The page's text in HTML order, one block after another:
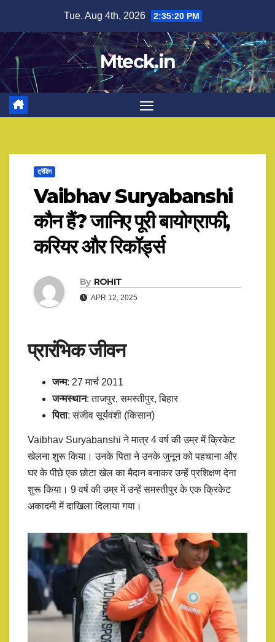
content
Tue. Aug 4th, 2026 2:35:20 PM
Mteck.in
ट्रेंडिंग
Vaibhav Suryabanshi
कौन हैं? जानिए पूरी बायोग्राफी,
करियर और रिकॉर्ड्स
By ROHIT
APR 12, 2025
प्रारंभिक जीवन
जन्म: 27 मार्च 2011
जन्मस्थान: ताजपुर, समस्तीपुर, बिहार​
पिता: संजीव सूर्यवंशी (किसान)​
Vaibhav Suryabanshi ने मात्र 4 वर्ष की उम्र में क्रिकेट
खेलना शुरू किया। उनके पिता ने उनके जुनून को पहचाना और
घर के पीछे एक छोटा खेल का मैदान बनाकर उन्हें प्रशिक्षण देना
शुरू किया। 9 वर्ष की उम्र में उन्हें समस्तीपुर के एक क्रिकेट
अकादमी में दाखिला दिलाया गया।